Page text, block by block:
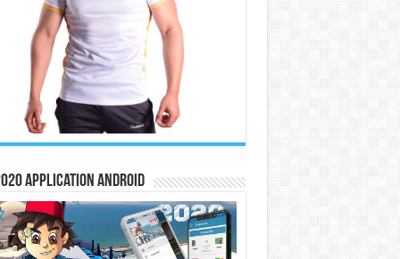
Application Android